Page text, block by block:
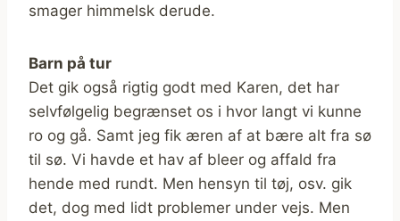
smager himmelsk derude.
Barn på tur
Det gik også rigtig godt med Karen, det har
selvfølgelig begrænset os i hvor langt vi kunne
ro og gå. Samt jeg fik æren af at bære alt fra sø
til sø. Vi havde et hav af bleer og affald fra
hende med rundt. Men hensyn til tøj, osv. gik
det, dog med lidt problemer under vejs. Men